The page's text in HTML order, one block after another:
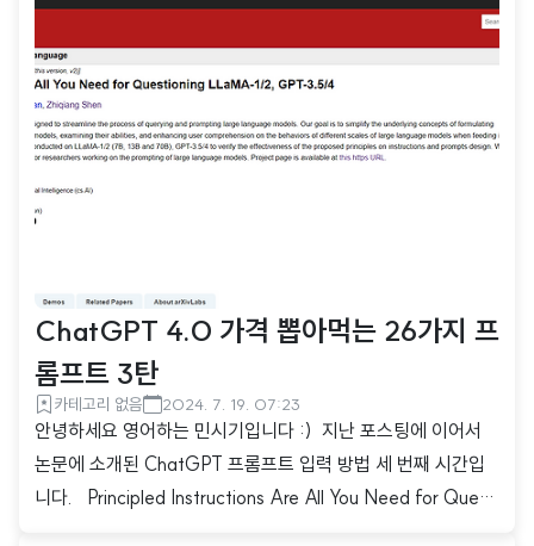
querying and prompting large language models. Our goa
l is to simplify the underlying concepts of formulating qu
estions for various scales of large language models, ..
ChatGPT 4.0 가격 뽑아먹는 26가지 프
롬프트 3탄
카테고리 없음 2024. 7. 19. 07:23
안녕하세요 영어하는 민시기입니다 :) 지난 포스팅에 이어서
논문에 소개된 ChatGPT 프롬프트 입력 방법 세 번째 시간입
니다. Principled Instructions Are All You Need for Questi